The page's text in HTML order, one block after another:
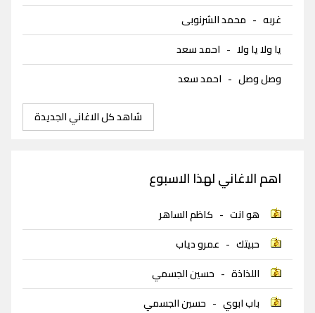
غربه - محمد الشرنوبى
يا ولا يا ولا - احمد سعد
وصل وصل - احمد سعد
شاهد كل الاغاني الجديدة
اهم الاغاني لهذا الاسبوع
هو انت - كاظم الساهر
حبيتك - عمرو دياب
اللذاذة - حسين الجسمي
باب ابوي - حسين الجسمي